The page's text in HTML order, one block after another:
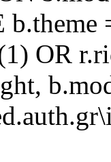
b.theme
OR